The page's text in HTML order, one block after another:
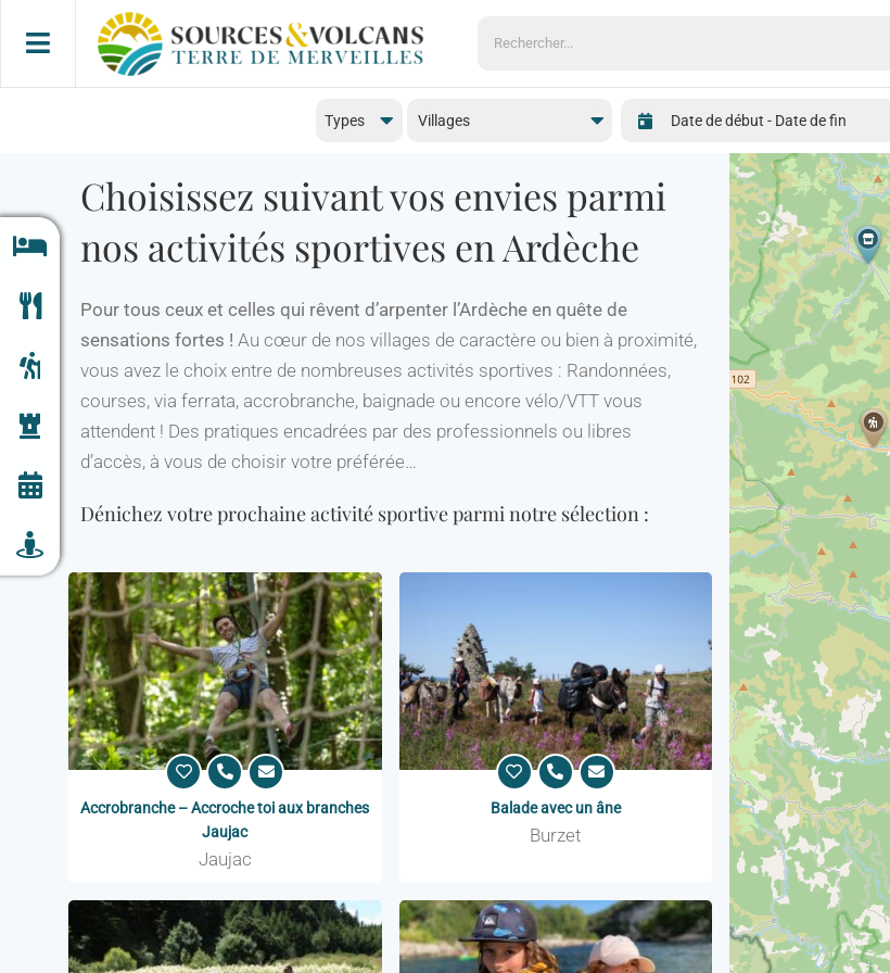
Types Villages
Choisissez suivant vos envies parmi
nos activités sportives en Ardèche
Pour tous ceux et celles qui rêvent d’arpenter l’Ardèche en quête de
sensations fortes ! Au cœur de nos villages de caractère ou bien à proximité,
vous avez le choix entre de nombreuses activités sportives : Randonnées,
courses, via ferrata, accrobranche, baignade ou encore vélo/VTT vous
attendent ! Des pratiques encadrées par des professionnels ou libres
d’accès, à vous de choisir votre préférée…
Dénichez votre prochaine activité sportive parmi notre sélection :
Accrobranche – Accroche toi aux branches
Jaujac
Jaujac
Balade avec un âne
Burzet